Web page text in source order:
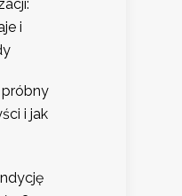
i
i jak